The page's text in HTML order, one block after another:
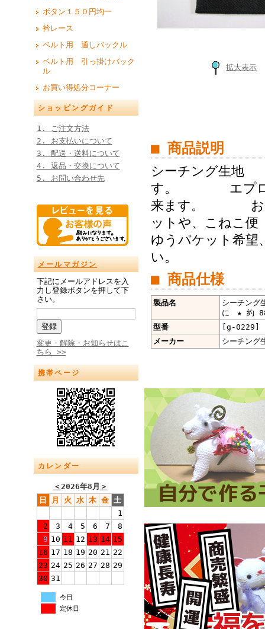
ボタン１５０円均一
衿レース
ベルト用 通しバックル
ベルト用 引っ掛けバック
ル
お買い得処分コーナー
ショッピングガイド
1. ご注文方法
2. お支払いについて
3. 配送・送料について
4. 返品・交換について
5. お問い合わせ先
メールマガジン
下記にメールアドレスを入
力し登録ボタンを押して下
さい。
変更・解除・お知らせはこ
ちら >>
携帯ページ
カレンダー
＜2026年8月 ＞
日
月 火 水 木 金 土
1
2
3 4 5 6 7
8
9 10 11 12 13 14 15
16 17 18 19 20 21 22
23 24 25 26 27 28 29
30 31
今日
定休日
拡大表示
■ 商品説明
シーチング生
す。 エプロン
来ます。 お届
ットや、こねこ
ゆうパケット希
い。
■ 商品仕様
製品名
シーチン
に ★ 約
型番
[g-0229]
メーカー
シーチング